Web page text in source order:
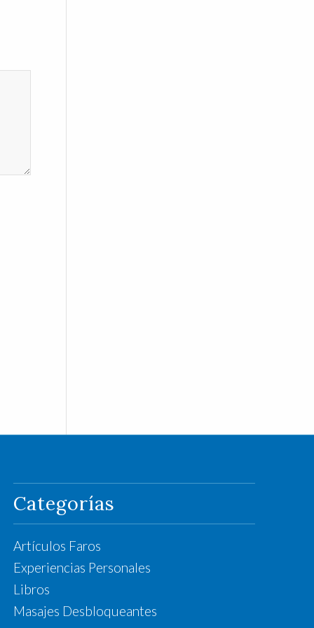
Categorías
Artículos Faros
Experiencias Personales
Libros
Masajes Desbloqueantes